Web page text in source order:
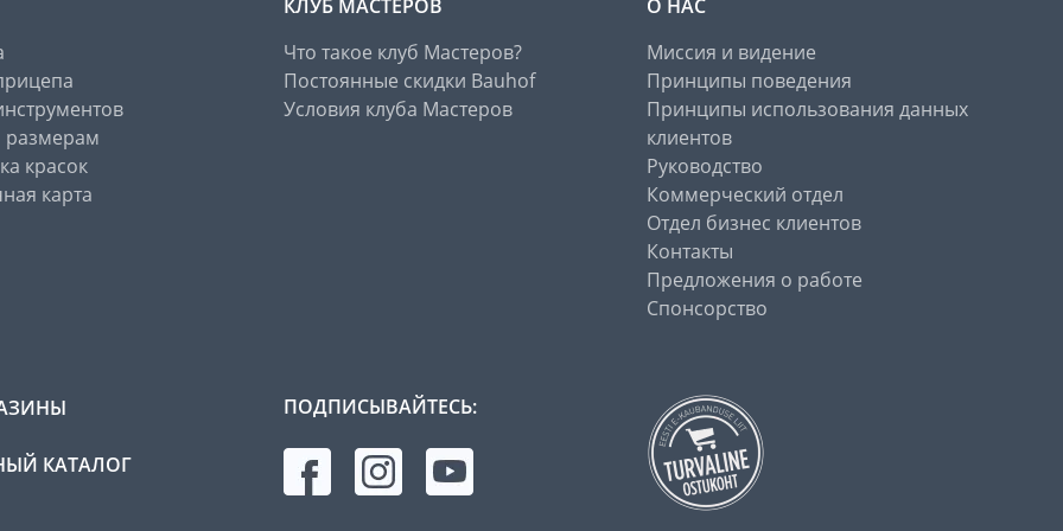
размерам
красок
карта
КЛУБ МАСТЕРОВ
Что такое клуб Мастеров?
Постоянные скидки Bauhof
Условия клуба Мастеров
О НАС
Миссия и видение
Принципы поведения
Принципы использования данных
клиентов
Руководство
Коммерческий отдел
Отдел бизнес клиентов
Контакты
Предложения о работе
Спонсорство
КАТАЛОГ
ПОДПИСЫВАЙТЕСЬ: